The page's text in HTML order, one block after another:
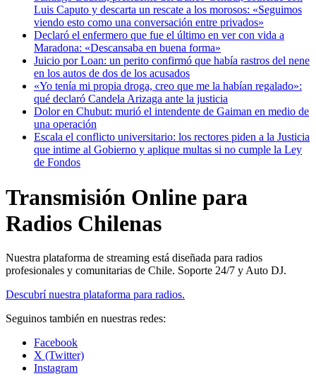
Luis Caputo y descarta un rescate a los morosos: «Seguimos
viendo esto como una conversación entre privados»
Declaró el enfermero que fue el último en ver con vida a
Maradona: «Descansaba en buena forma»
Juicio por Loan: un perito confirmó que había rastros del nene
en los autos de dos de los acusados
«Yo tenía mi propia droga, creo que me la habían regalado»:
qué declaró Candela Arizaga ante la justicia
Dolor en Chubut: murió el intendente de Gaiman en medio de
una operación
Escala el conflicto universitario: los rectores piden a la Justicia
que intime al Gobierno y aplique multas si no cumple la Ley
de Fondos
Transmisión Online para
Radios Chilenas
Nuestra plataforma de streaming está diseñada para radios
profesionales y comunitarias de Chile. Soporte 24/7 y Auto DJ.
Descubrí nuestra plataforma para radios.
Seguinos también en nuestras redes:
Facebook
X (Twitter)
Instagram